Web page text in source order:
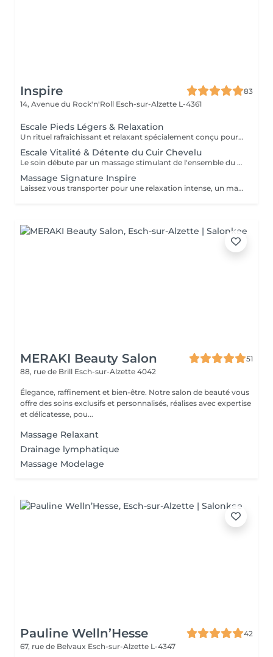
Inspire
83
14, Avenue du Rock'n'Roll Esch-sur-Alzette L-4361
Escale Pieds Légers & Relaxation
Un rituel rafraîchissant et relaxant spécialement conçu pour délasser les pieds et offrir une profonde sensation de détente à l'ensemble du corps ! Le bain de pieds aux sels d'Epsom enrichis en plantes aromatiques purifiantes et apaisantes invite à relâcher les tensions accumulées tout en procurant une agréable sensation de fraîcheur. Un gommage naturel est ensuite réalisé afin d'exfolier la peau, stimuler la microcirculation et réveiller les zones réflexes présentes sous les pieds. Le rituel se poursuit par un massage profondément relaxant associant manuvres enveloppantes et quelques points inspirés de la réflexologie plantaire. Réalisé à l'aide d'une huile naturelle aux notes fraîches et vivifiantes, ce massage favorise la détente générale et apaise le mental. Une bulle de bien-être pour ralentir, se recentrer et repartir du bon pied !
Escale Vitalité & Détente du Cuir Chevelu
Le soin débute par un massage stimulant de l'ensemble du cuir chevelu afin d'activer la microcirculation et favoriser la vitalité du cheveu. Une huile botanique rafraîchissante est appliquée sur les racines pour purifier le cuir chevelu, apporter une agréable sensation de fraîcheur et contribuer à son équilibre naturel. Une seconde huile au Neem et Coco est ensuite travaillée sur les longueurs et les pointes afin de nourrir, assouplir et protéger la fibre capillaire face aux agressions estivales telles que le soleil, le vent ou les baignades. Les manuvres lentes, enveloppantes et répétitives procurent une profonde sensation de relâchement. Les tensions accumulées se dissipent progressivement tandis que le corps et l'esprit s'abandonnent à une détente profonde. Les cheveux retrouvent douceur, souplesse et éclat, tandis que le cuir chevelu bénéficie d'un véritable bain de fraîcheur. Une parenthèse de bien-être et de calme entre deux soirées terrasses au soleil !
Massage Signature Inspire
Laissez vous transporter pour une relaxation intense, un massage doux et enveloppant à l'huile d'amande douce et aux huiles essentielles Bio. Inspirez profondément, lâchez prise et libérez les tensions aux sons de la nature.
MERAKI Beauty Salon
51
88, rue de Brill Esch-sur-Alzette 4042
Élegance, raffinement et bien-être. Notre salon de beauté vous
offre des soins exclusifs et personnalisés, réalises avec expertise
et délicatesse, pou...
Massage Relaxant
Drainage lymphatique
Massage Modelage
Pauline Welln’Hesse
42
67, rue de Belvaux Esch-sur-Alzette L-4347